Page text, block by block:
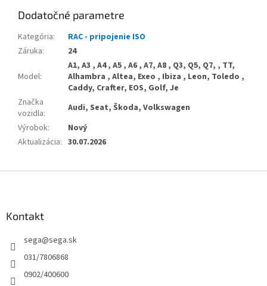
Dodatočné parametre
Kategória:
RAC - pripojenie ISO
Záruka: 24
Model:
A1, A3 , A4 , A5 , A6 , A7, A8 , Q3, Q5, Q7, , TT,
Alhambra , Altea, Exeo , Ibiza , Leon, Toledo ,
Caddy, Crafter, EOS, Golf, Je
Značka
vozidla:
Audi, Seat, Škoda, Volkswagen
Výrobok:
Nový
Aktualizácia: 30.07.2026
Kontakt
sega@sega.sk
031/7806868
0902/400600